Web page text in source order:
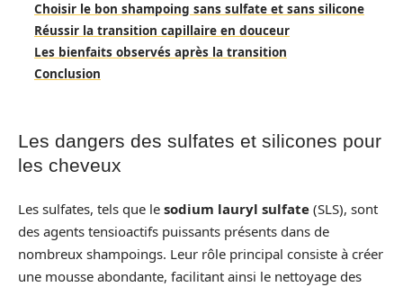
Choisir le bon shampoing sans sulfate et sans silicone
Réussir la transition capillaire en douceur
Les bienfaits observés après la transition
Conclusion
Les dangers des sulfates et silicones pour
les cheveux
Les sulfates, tels que le sodium lauryl sulfate (SLS), sont
des agents tensioactifs puissants présents dans de
nombreux shampoings. Leur rôle principal consiste à créer
une mousse abondante, facilitant ainsi le nettoyage des